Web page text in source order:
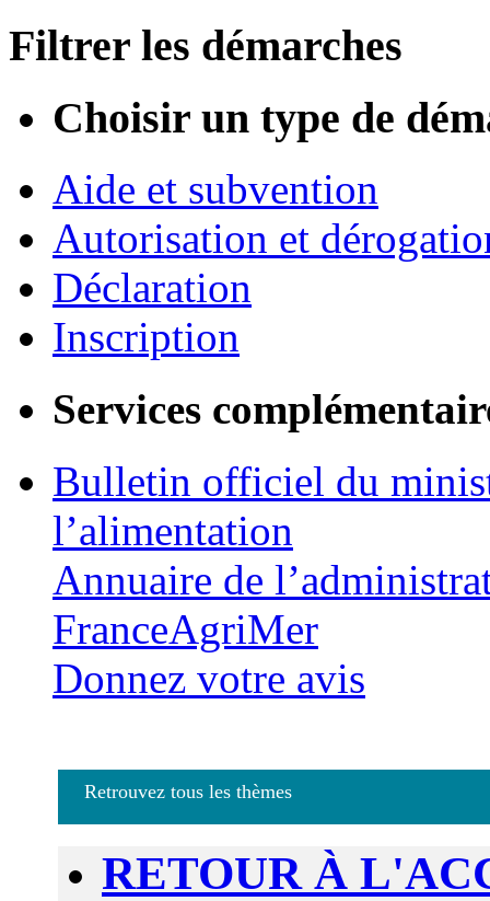
Filtrer les démarches
Choisir un type de
Aide et subvention
Autorisation et
Déclaration
Inscription
Services
Bulletin officiel du
l’alimentation
Annuaire de
FranceAgriMer
Donnez votre avis
Retrouvez tous les thèmes
RETOUR À